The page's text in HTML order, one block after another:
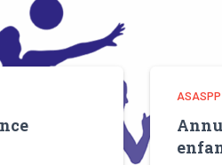
ASASPP